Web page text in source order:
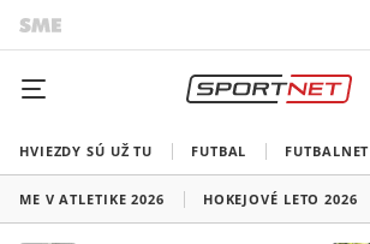
HVIEZDY SÚ UŽ TU FUTBAL FUTBALNET
ME V ATLETIKE 2026 HOKEJOVÉ LETO 2026